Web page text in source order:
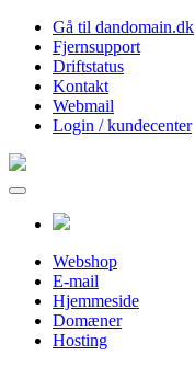
Gå til dandomain.dk
Fjernsupport
Driftstatus
Kontakt
Webmail
Login / kundecenter
Webshop
E-mail
Hjemmeside
Domæner
Hosting